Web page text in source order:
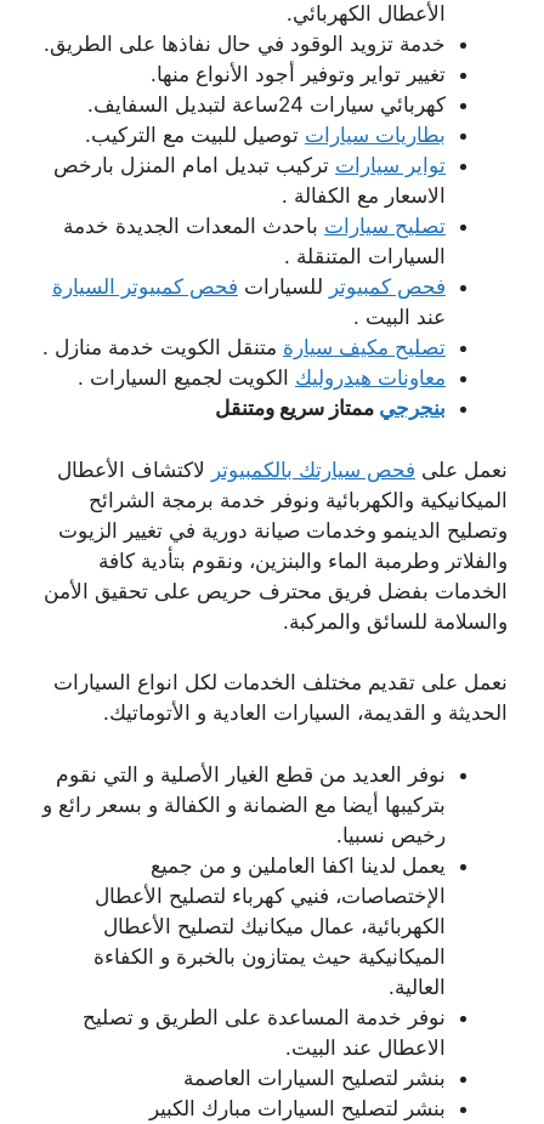
الأعطال الكهربائي.
خدمة تزويد الوقود في حال نفاذها على الطريق.
تغيير تواير وتوفير أجود الأنواع منها.
كهربائي سيارات 24ساعة لتبديل السفايف.
بطاريات سيارات توصيل للبيت مع التركيب.
تواير سيارات تركيب تبديل امام المنزل بارخص
الاسعار مع الكفالة .
تصليح سيارات باحدث المعدات الجديدة خدمة
السيارات المتنقلة .
فحص كمبيوتر للسيارات فحص كمبيوتر السيارة
عند البيت .
تصليح مكيف سيارة متنقل الكويت خدمة منازل .
معاونات هيدروليك الكويت لجميع السيارات .
بنجرجي ممتاز سريع ومتنقل
نعمل على فحص سيارتك بالكمبيوتر لاكتشاف الأعطال
الميكانيكية والكهربائية ونوفر خدمة برمجة الشرائح
وتصليح الدينمو وخدمات صيانة دورية في تغيير الزيوت
والفلاتر وطرمبة الماء والبنزين، ونقوم بتأدية كافة
الخدمات بفضل فريق محترف حريص على تحقيق الأمن
والسلامة للسائق والمركبة.
نعمل على تقديم مختلف الخدمات لكل انواع السيارات
الحديثة و القديمة، السيارات العادية و الأتوماتيك.
نوفر العديد من قطع الغيار الأصلية و التي نقوم
بتركيبها أيضا مع الضمانة و الكفالة و بسعر رائع و
رخيص نسبيا.
يعمل لدينا اكفا العاملين و من جميع
الإختصاصات، فنيي كهرباء لتصليح الأعطال
الكهربائية، عمال ميكانيك لتصليح الأعطال
الميكانيكية حيث يمتازون بالخبرة و الكفاءة
العالية.
نوفر خدمة المساعدة على الطريق و تصليح
الاعطال عند البيت.
بنشر لتصليح السيارات العاصمة
بنشر لتصليح السيارات مبارك الكبير